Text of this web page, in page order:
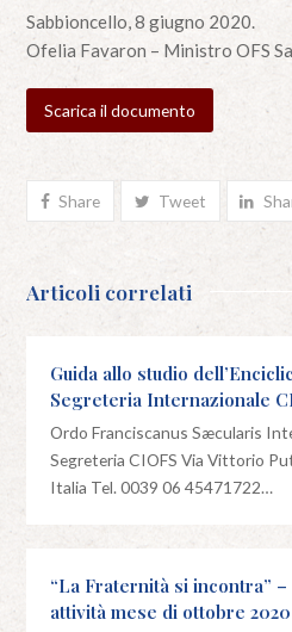
Sabbioncello, 8 giugno 2020.
Ofelia Favaron – Ministro OFS
Scarica il documento
Share Tweet
Articoli correlati
Guida allo studio
Segreteria Internazionale
Ordo Franciscanus Sæcularis
Segreteria CIOFS Via Vittorio
Italia Tel. 0039 06 45471722…
“La Fraternità si incontra”
attività mese di ottobre 2020